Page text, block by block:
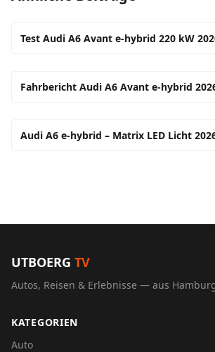
Test Audi A6 Avant e-hybrid 220 kW
Fahrbericht Audi A6 Avant e-hybrid
Audi A6 e-hybrid – Matrix LED Licht
UTBOERG TV
Autos, Reisen & Erlebnisse — aus
KATEGORIEN
Auto